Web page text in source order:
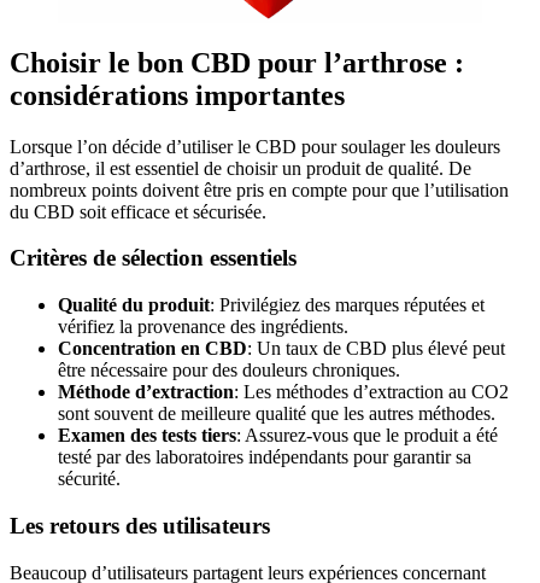
Choisir le bon CBD pour l’arthrose :
considérations importantes
Lorsque l’on décide d’utiliser le CBD pour soulager les douleurs
d’arthrose, il est essentiel de choisir un produit de qualité. De
nombreux points doivent être pris en compte pour que l’utilisation
du CBD soit efficace et sécurisée.
Critères de sélection essentiels
Qualité du produit: Privilégiez des marques réputées et
vérifiez la provenance des ingrédients.
Concentration en CBD: Un taux de CBD plus élevé peut
être nécessaire pour des douleurs chroniques.
Méthode d’extraction: Les méthodes d’extraction au CO2
sont souvent de meilleure qualité que les autres méthodes.
Examen des tests tiers: Assurez-vous que le produit a été
testé par des laboratoires indépendants pour garantir sa
sécurité.
Les retours des utilisateurs
Beaucoup d’utilisateurs partagent leurs expériences concernant